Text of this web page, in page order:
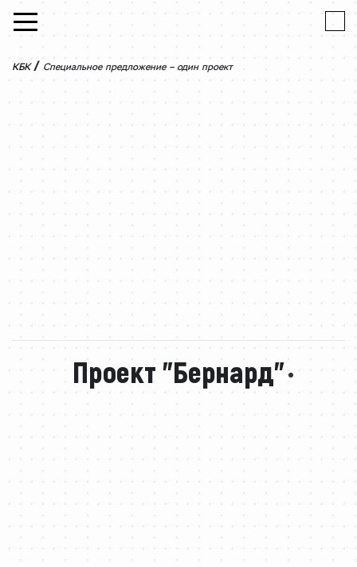
Skip to content
КБК / Специальное предложение – один проект
Проект "Бернард"